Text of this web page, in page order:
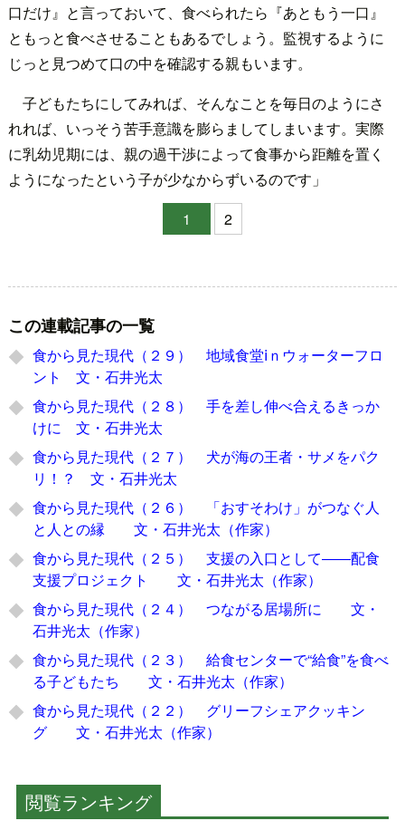
口だけ』と言っておいて、食べられたら『あともう一口』
ともっと食べさせることもあるでしょう。監視するように
じっと見つめて口の中を確認する親もいます。
子どもたちにしてみれば、そんなことを毎日のようにさ
れれば、いっそう苦手意識を膨らましてしまいます。実際
に乳幼児期には、親の過干渉によって食事から距離を置く
ようになったという子が少なからずいるのです」
1
2
この連載記事の一覧
食から見た現代（２９） 地域食堂ⅰｎウォーターフロ
ント 文・石井光太
食から見た現代（２８） 手を差し伸べ合えるきっか
けに 文・石井光太
食から見た現代（２７） 犬が海の王者・サメをパク
リ！？ 文・石井光太
食から見た現代（２６） 「おすそわけ」がつなぐ人
と人との縁 文・石井光太（作家）
食から見た現代（２５） 支援の入口として――配食
支援プロジェクト 文・石井光太（作家）
食から見た現代（２４） つながる居場所に 文・
石井光太（作家）
食から見た現代（２３） 給食センターで“給食”を食べ
る子どもたち 文・石井光太（作家）
食から見た現代（２２） グリーフシェアクッキン
グ 文・石井光太（作家）
閲覧ランキング